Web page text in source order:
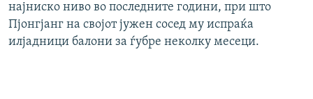
најниско ниво во последните години, при што
Пјонгјанг на својот јужен сосед му испраќа
илјадници балони за ѓубре неколку месеци.